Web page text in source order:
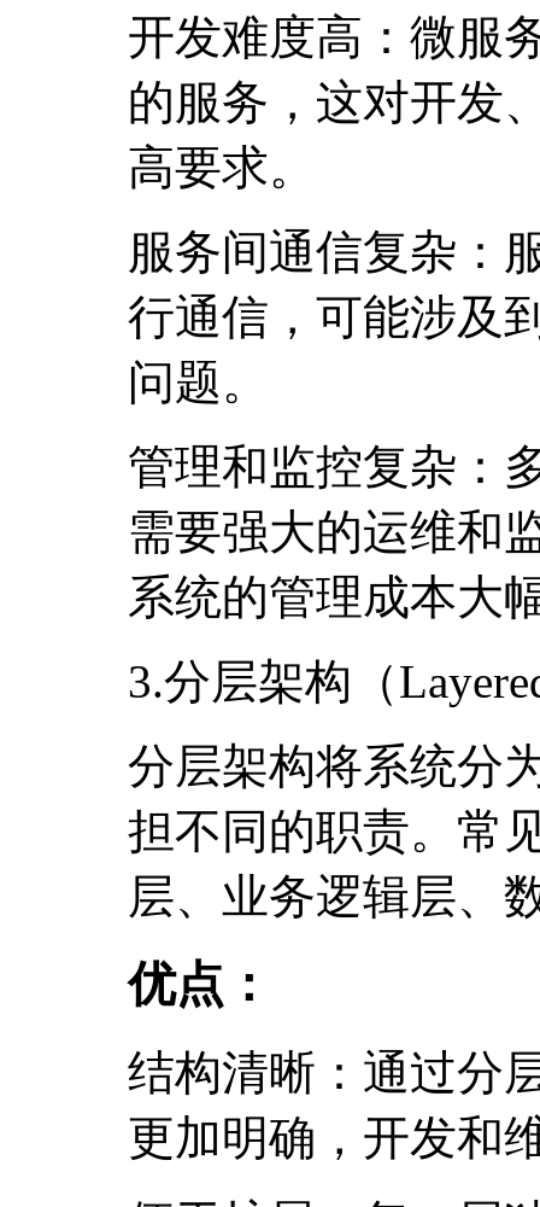
开发难度高：微服
的服务，这对开发
高要求。
服务间通信复杂：
行通信，可能涉及
问题。
管理和监控复杂：
需要强大的运维和
系统的管理成本大
3.分层架构（
分层架构将系统分
担不同的职责。常
层、业务逻辑层、
优点：
结构清晰：通过分
更加明确，开发和